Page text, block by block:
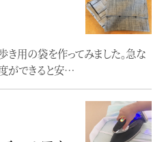
用の袋を作ってみました。急な
ができると安…
運ぶ時、どうされてますか？畳
ひとまと…